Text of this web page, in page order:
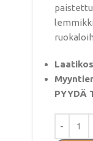
PYYDÄ